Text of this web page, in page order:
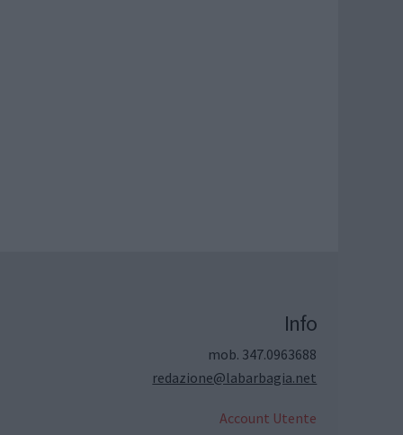
Info
mob. 347.0963688
redazione@labarbagia.net
Account Utente